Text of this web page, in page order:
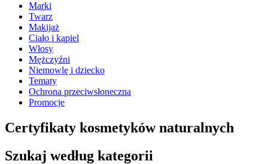
Marki
Twarz
Makijaż
Ciało i kąpiel
Włosy
Mężczyźni
Niemowlę i dziecko
Tematy
Ochrona przeciwsłoneczna
Promocje
Certyfikaty kosmetyków naturalnych
Szukaj według kategorii